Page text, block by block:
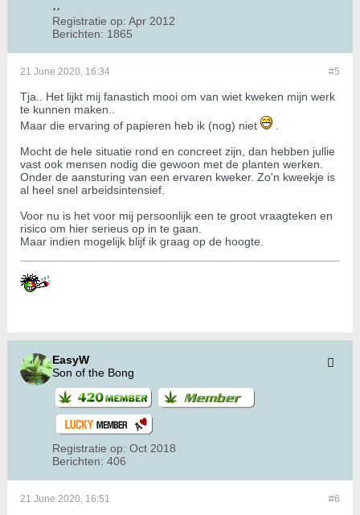
Registratie op: Apr 2012
Berichten: 1865
#5
21 June 2020, 16:34
Tja.. Het lijkt mij fanastich mooi om van wiet kweken mijn werk
te kunnen maken..
Maar die ervaring of papieren heb ik (nog) niet
Mocht de hele situatie rond en concreet zijn, dan hebben jullie
vast ook mensen nodig die gewoon met de planten werken.
Onder de aansturing van een ervaren kweker. Zo'n kweekje is
al heel snel arbeidsintensief.
Voor nu is het voor mij persoonlijk een te groot vraagteken en
risico om hier serieus op in te gaan.
Maar indien mogelijk blijf ik graag op de hoogte.
EasyW
Son of the Bong
Registratie op: Oct 2018
Berichten: 406
#6
21 June 2020, 16:51